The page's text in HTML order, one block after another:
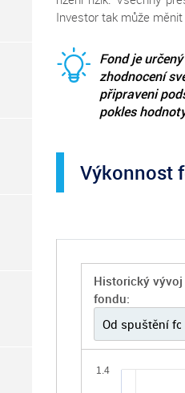
Investor tak může
Fond je
zhodnocení
připraveni
pokles
Výkonnost
Historický vývoj
fondu:
1.4